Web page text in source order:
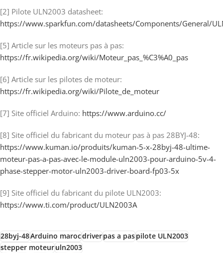
[2] Pilote ULN2003 datasheet:
https://www.sparkfun.com/datasheets/Components/General/
[5] Article sur les moteurs pas à pas:
https://fr.wikipedia.org/wiki/Moteur_pas_%C3%A0_pas
[6] Article sur les pilotes de moteur:
https://fr.wikipedia.org/wiki/Pilote_de_moteur
[7] Site officiel Arduino: https://www.arduino.cc/
[8] Site officiel du fabricant du moteur pas à pas 28BYJ-48:
https://www.kuman.io/produits/kuman-5-x-28byj-48-ultime-
moteur-pas-a-pas-avec-le-module-uln2003-pour-arduino-5v-4-
phase-stepper-motor-uln2003-driver-board-fp03-5x
[9] Site officiel du fabricant du pilote ULN2003:
https://www.ti.com/product/ULN2003A
28byj-48Arduino marocdriverpas a paspilote ULN2003
stepper moteuruln2003